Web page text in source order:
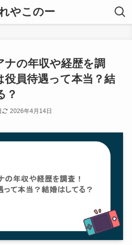
やこのー
ナの年収や経歴を調
役員待遇って本当？結
？
2026年4月14日